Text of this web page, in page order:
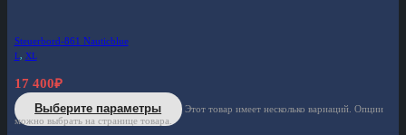
Steuerbord-861 Nauticblue
L, XL
17 400₽
Выберите параметры
Этот товар имеет несколько вариаций. Опции
можно выбрать на странице товара.